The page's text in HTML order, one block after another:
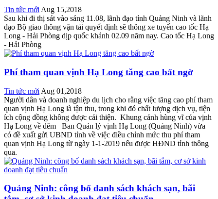
Tin tức mới Aug 15,2018
Sau khi đi thị sát vào sáng 11.08, lãnh đạo tỉnh Quảng Ninh và lãnh
đạo Bộ giao thông vận tải quyết định sẽ thông xe tuyến cao tốc Hạ
Long - Hải Phòng dịp quốc khánh 02.09 năm nay. Cao tốc Hạ Long
- Hải Phòng
Phí tham quan vịnh Hạ Long tăng cao bất ngờ
Tin tức mới Aug 01,2018
Người dân và doanh nghiệp du lịch cho rằng việc tăng cao phí tham
quan vịnh Hạ Long là tận thu, trong khi đó chất lượng dịch vụ, tiện
ích cộng đồng không được cải thiện. Khung cảnh hùng vĩ của vịnh
Hạ Long về đêm Ban Quản lý vịnh Hạ Long (Quảng Ninh) vừa
có đề xuất gửi UBND tỉnh về việc điều chỉnh mức thu phí tham
quan vịnh Hạ Long từ ngày 1-1-2019 nếu được HĐND tỉnh thông
qua.
Quảng Ninh: công bố danh sách khách sạn, bãi